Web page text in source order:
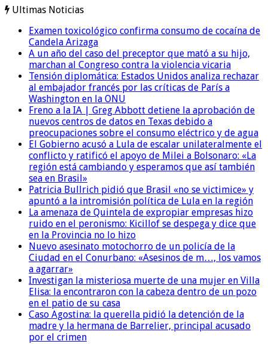
Ultimas Noticias
Examen toxicológico confirma consumo de cocaína de
Candela Arizaga
A un año del caso del preceptor que mató a su hijo,
marchan al Congreso contra la violencia vicaria
Tensión diplomática: Estados Unidos analiza rechazar
al embajador francés por las críticas de París a
Washington en la ONU
Freno a la IA | Greg Abbott detiene la aprobación de
nuevos centros de datos en Texas debido a
preocupaciones sobre el consumo eléctrico y de agua
El Gobierno acusó a Lula de escalar unilateralmente el
conflicto y ratificó el apoyo de Milei a Bolsonaro: «La
región está cambiando y esperamos que así también
sea en Brasil»
Patricia Bullrich pidió que Brasil «no se victimice» y
apuntó a la intromisión política de Lula en la región
La amenaza de Quintela de expropiar empresas hizo
ruido en el peronismo: Kicillof se despega y dice que
en la Provincia no lo hizo
Nuevo asesinato motochorro de un policía de la
Ciudad en el Conurbano: «Asesinos de m…, los vamos
a agarrar»
Investigan la misteriosa muerte de una mujer en Villa
Elisa: la encontraron con la cabeza dentro de un pozo
en el patio de su casa
Caso Agostina: la querella pidió la detención de la
madre y la hermana de Barrelier, principal acusado
por el crimen